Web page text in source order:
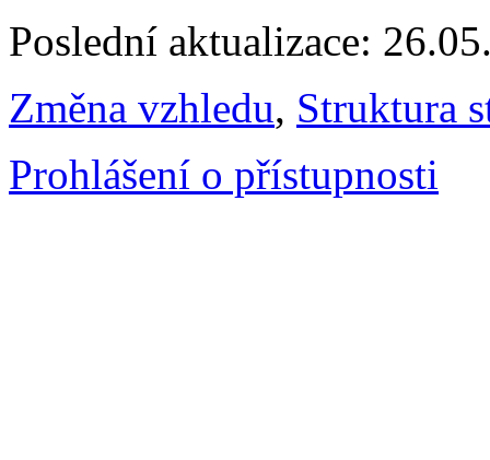
Poslední aktualizace:
Změna vzhledu, Struktura
Prohlášení o přístupnosti